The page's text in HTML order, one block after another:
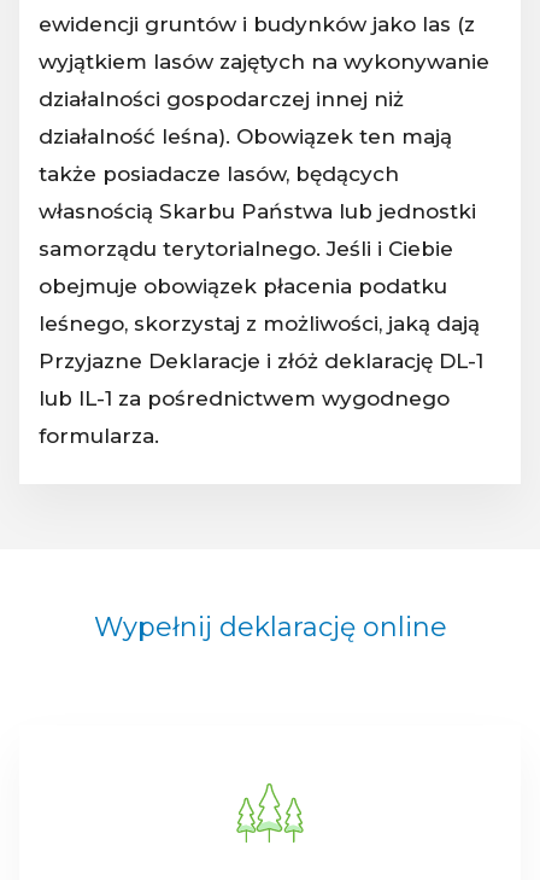
ewidencji gruntów i budynków jako las (z
wyjątkiem lasów zajętych na wykonywanie
działalności gospodarczej innej niż
działalność leśna). Obowiązek ten mają
także posiadacze lasów, będących
własnością Skarbu Państwa lub jednostki
samorządu terytorialnego. Jeśli i Ciebie
obejmuje obowiązek płacenia podatku
leśnego, skorzystaj z możliwości, jaką dają
Przyjazne Deklaracje i złóż deklarację DL-1
lub IL-1 za pośrednictwem wygodnego
formularza.
Wypełnij deklarację online